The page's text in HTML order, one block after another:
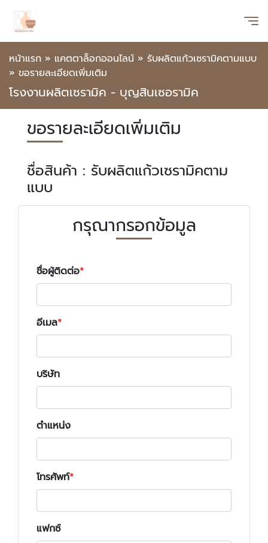
หน้าแรก » แคตตาล็อกออนไลน์ » รับผลิตแก้วเซรามิคตามแบบ
» ขอรายละเอียดเพิ่มเติม
โรงงานผลิตเซรามิค - บุญสินเซอรามิค
ขอรายละเอียดเพิ่มเติม
ชื่อสินค้า : รับผลิตแก้วเซรามิคตาม
แบบ
กรุณากรอกข้อมูล
ชื่อผู้ติดต่อ
อีเมล
บริษัท
ตำแหน่ง
โทรศัพท์
แฟกซ์